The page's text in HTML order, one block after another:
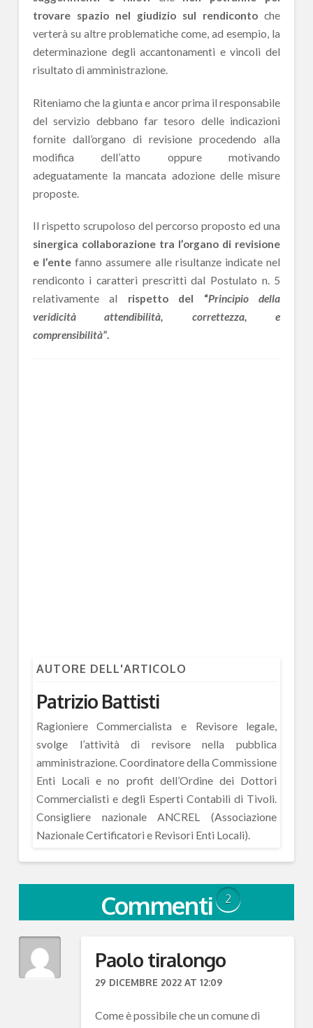
trovare spazio nel giudizio sul rendiconto che
verterà su altre problematiche come, ad esempio, la
determinazione degli accantonamenti e vincoli del
risultato di amministrazione.
Riteniamo che la giunta e ancor prima il responsabile
del servizio debbano far tesoro delle indicazioni
fornite dall’organo di revisione procedendo alla
modifica dell’atto oppure motivando
adeguatamente la mancata adozione delle misure
proposte.
Il rispetto scrupoloso del percorso proposto ed una
sinergica collaborazione tra l’organo di revisione
e l’ente fanno assumere alle risultanze indicate nel
rendiconto i caratteri prescritti dal Postulato n. 5
relativamente al rispetto del “Principio della
veridicità attendibilità, correttezza, e
comprensibilità”.
AUTORE DELL'ARTICOLO
Patrizio Battisti
Ragioniere Commercialista e Revisore legale,
svolge l’attività di revisore nella pubblica
amministrazione. Coordinatore della Commissione
Enti Locali e no profit dell’Ordine dei Dottori
Commercialisti e degli Esperti Contabili di Tivoli.
Consigliere nazionale ANCREL (Associazione
Nazionale Certificatori e Revisori Enti Locali).
Commenti 2
Paolo tiralongo
29 DICEMBRE 2022 AT 12:09
Come è possibile che un comune di